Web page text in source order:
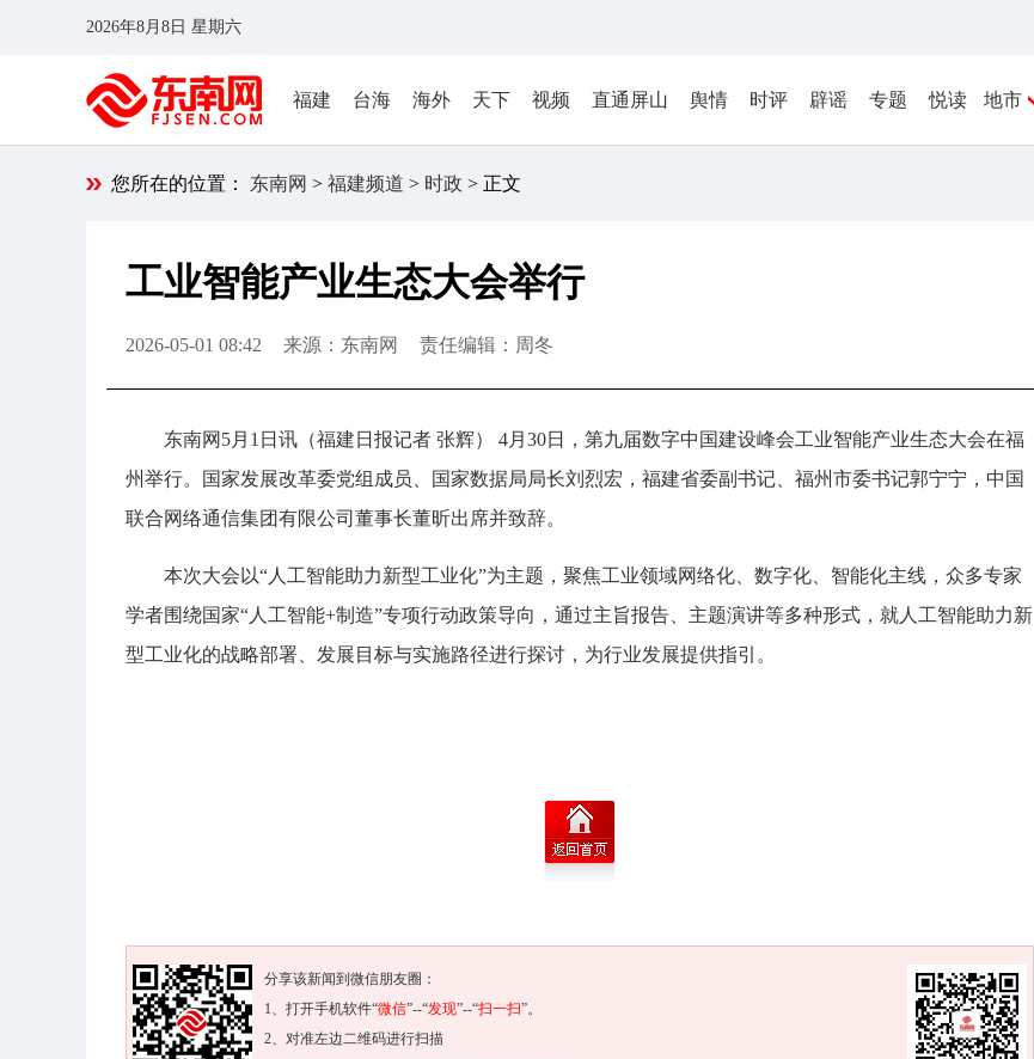
2026年8月8日 星期六
福建 台海 海外 天下 视频 直通屏山 舆情 时评 辟谣 专题 悦读 地市
您所在的位置： 东南网 > 福建频道 > 时政 > 正文
工业智能产业生态大会举行
2026-05-01 08:42 来源：东南网 责任编辑：周冬
东南网5月1日讯（福建日报记者 张辉） 4月30日，第九届数字中国建设峰会工业智能产业生态大会在福
州举行。国家发展改革委党组成员、国家数据局局长刘烈宏，福建省委副书记、福州市委书记郭宁宁，中国
联合网络通信集团有限公司董事长董昕出席并致辞。
本次大会以“人工智能助力新型工业化”为主题，聚焦工业领域网络化、数字化、智能化主线，众多专家
学者围绕国家“人工智能+制造”专项行动政策导向，通过主旨报告、主题演讲等多种形式，就人工智能助力新
型工业化的战略部署、发展目标与实施路径进行探讨，为行业发展提供指引。
分享该新闻到微信朋友圈：
1、打开手机软件“微信”--“发现”--“扫一扫”。
2、对准左边二维码进行扫描